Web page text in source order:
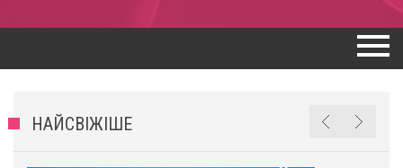
НАЙСВІЖІШЕ